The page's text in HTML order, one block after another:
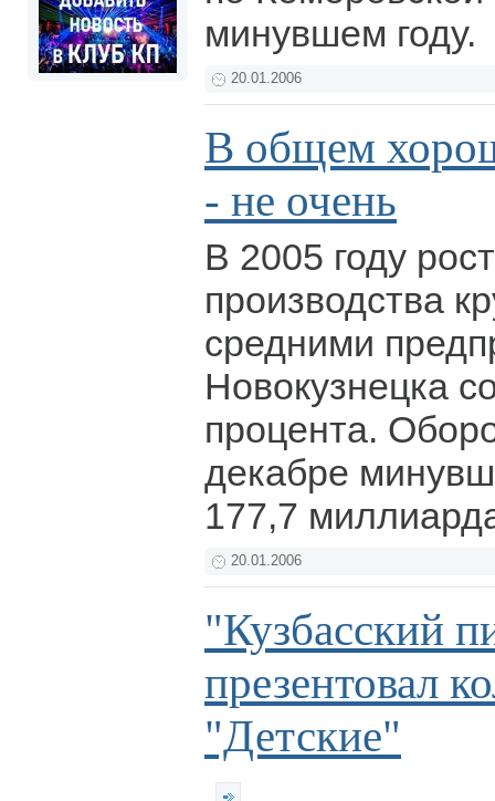
минувшем году.
20.01.2006
В общем
- не очень
В 2005 году
производства
средними
Новокузнецка
процента.
декабре
177,7
20.01.2006
"Кузбасский
презентовал
"Детские"